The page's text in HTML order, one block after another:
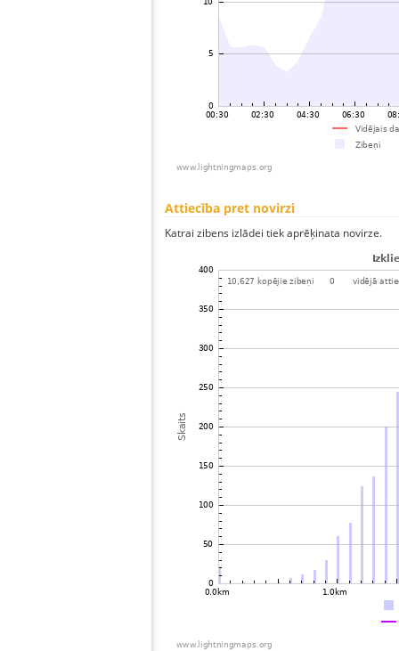
Attiecība pret novirzi
Katrai zibens izlādei tiek aprēķinata novirze.